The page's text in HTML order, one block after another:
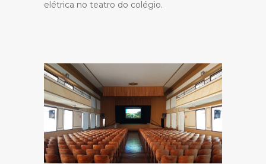
elétrica no teatro do colégio.